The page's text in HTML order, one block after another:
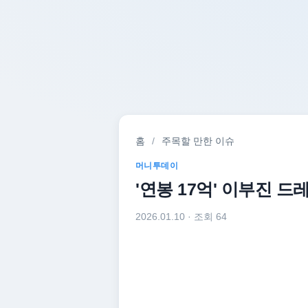
홈 / 주목할 만한 이슈
머니투데이
'연봉 17억' 이부진 드
2026.01.10 · 조회 64